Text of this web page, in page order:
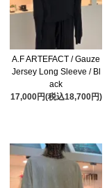
A.F ARTEFACT / Gauze
Jersey Long Sleeve / Bl
ack
17,000円(税込18,700円)